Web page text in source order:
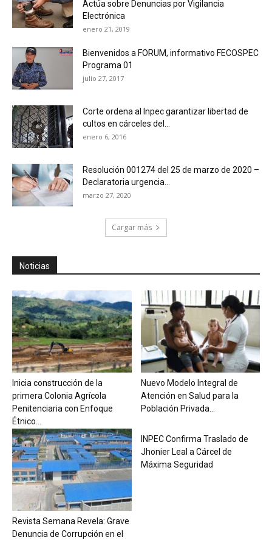
Actúa sobre Denuncias por Vigilancia
Electrónica
enero 21, 2019
Bienvenidos a FORUM, informativo FECOSPEC
Programa 01
julio 27, 2017
Corte ordena al Inpec garantizar libertad de
cultos en cárceles del...
enero 6, 2016
Resolución 001274 del 25 de marzo de 2020 –
Declaratoria urgencia...
marzo 27, 2020
Cargar más
Noticias
Inicia construcción de la
primera Colonia Agrícola
Penitenciaria con Enfoque
Étnico...
Nuevo Modelo Integral de
Atención en Salud para la
Población Privada...
Revista Semana Revela: Grave
Denuncia de Corrupción en el
INPEC Confirma Traslado de
Jhonier Leal a Cárcel de
Máxima Seguridad